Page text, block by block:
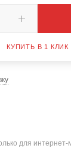
КУПИТЬ В 1 КЛИК
для